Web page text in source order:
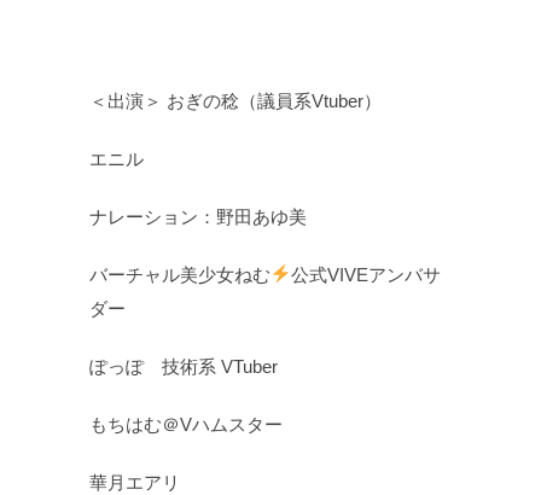
＜出演＞ おぎの稔（議員系Vtuber）
エニル
ナレーション：野田あゆ美
バーチャル美少女ねむ
公式VIVEアンバサ
ダー
ぽっぽ 技術系 VTuber
もちはむ＠Vハムスター
華月エアリ